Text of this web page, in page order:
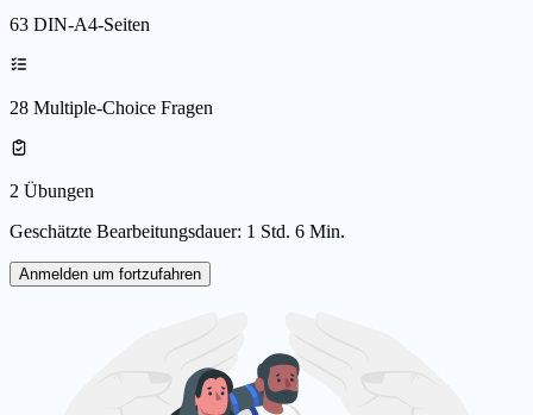
63 DIN-A4-Seiten
28 Multiple-Choice Fragen
2 Übungen
Geschätzte Bearbeitungsdauer: 1 Std. 6 Min.
Anmelden um fortzufahren